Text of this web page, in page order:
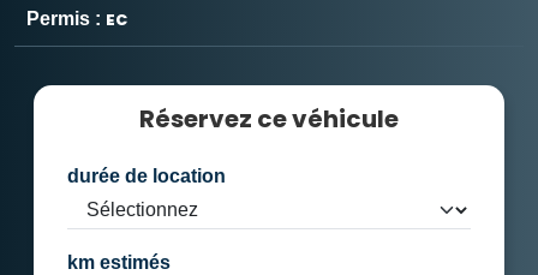
Permis : EC
Réservez ce véhicule
durée de location
km estimés